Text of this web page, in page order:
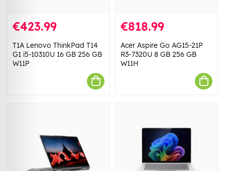
€423.99
T1A Lenovo ThinkPad T14
G1 i5-10310U 16 GB 256 GB
W11P
€818.99
Acer Aspire Go AG15-21P
R3-7320U 8 GB 256 GB
W11H